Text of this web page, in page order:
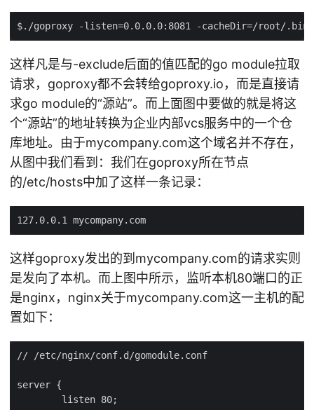
这样凡是与-exclude后面的值匹配的go module拉取
请求，goproxy都不会转给goproxy.io，而是直接请
求go module的“源站”。而上面图中要做的就是将这
个“源站”的地址转换为企业内部vcs服务中的一个仓
库地址。由于mycompany.com这个域名并不存在，
从图中我们看到：我们在goproxy所在节点
的/etc/hosts中加了这样一条记录：
这样goproxy发出的到mycompany.com的请求实则
是发向了本机。而上图中所示，监听本机80端口的正
是nginx，nginx关于mycompany.com这一主机的配
置如下：